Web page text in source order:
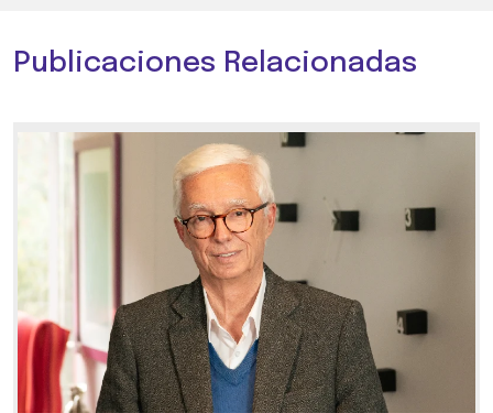
Publicaciones Relacionadas